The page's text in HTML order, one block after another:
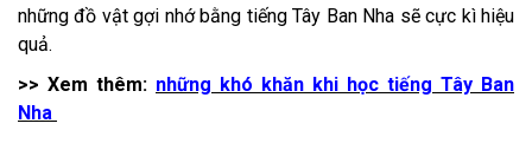
những đồ vật gợi nhớ bằng tiếng Tây Ban Nha sẽ cực kì hiệu
quả.
>> Xem thêm: những khó khăn khi học tiếng Tây Ban
Nha